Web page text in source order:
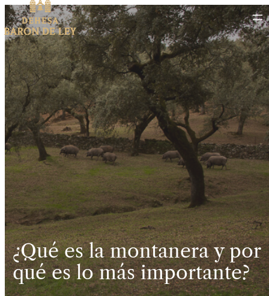
¿Qué es la montanera y por
qué es lo más importante?